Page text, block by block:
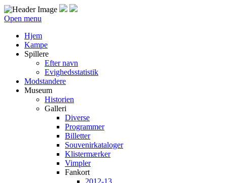
Open menu
Hjem
Kampe
Spillere
Efter navn
Evighedsstatistik
Modstandere
Museum
Historien
Galleri
Diverse
Programmer
Billetter
Souvenirkataloger
Klistermærker
Vimpler
Fankort
2012-13